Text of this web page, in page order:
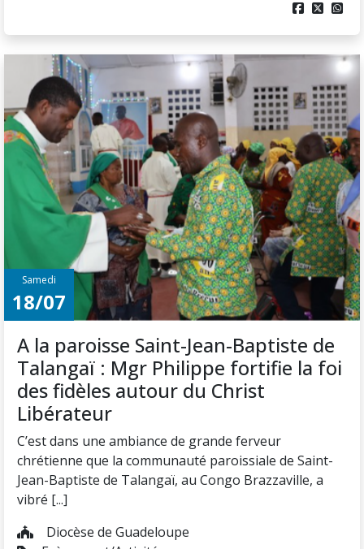
  
Samedi
18/07
A la paroisse Saint-Jean-Baptiste de
Talangaï : Mgr Philippe fortifie la foi
des fidèles autour du Christ
Libérateur
C’est dans une ambiance de grande ferveur
chrétienne que la communauté paroissiale de Saint-
Jean-Baptiste de Talangaï, au Congo Brazzaville, a
vibré [...]
Diocèse de Guadeloupe